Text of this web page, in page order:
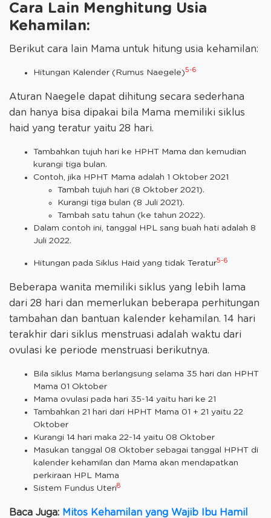
Cara Lain Menghitung Usia
Kehamilan:
Berikut cara lain Mama untuk hitung usia kehamilan:
Hitungan Kalender (Rumus Naegele)5-6
Aturan Naegele dapat dihitung secara sederhana
dan hanya bisa dipakai bila Mama memiliki siklus
haid yang teratur yaitu 28 hari.
Tambahkan tujuh hari ke HPHT Mama dan kemudian
kurangi tiga bulan.
Contoh, jika HPHT Mama adalah 1 Oktober 2021
Tambah tujuh hari (8 Oktober 2021).
Kurangi tiga bulan (8 Juli 2021).
Tambah satu tahun (ke tahun 2022).
Dalam contoh ini, tanggal HPL sang buah hati adalah 8
Juli 2022.
Hitungan pada Siklus Haid yang tidak Teratur5-6
Beberapa wanita memiliki siklus yang lebih lama
dari 28 hari dan memerlukan beberapa perhitungan
tambahan dan bantuan kalender kehamilan. 14 hari
terakhir dari siklus menstruasi adalah waktu dari
ovulasi ke periode menstruasi berikutnya.
Bila siklus Mama berlangsung selama 35 hari dan HPHT
Mama 01 Oktober
Mama ovulasi pada hari 35-14 yaitu hari ke 21
Tambahkan 21 hari dari HPHT Mama 01 + 21 yaitu 22
Oktober
Kurangi 14 hari maka 22-14 yaitu 08 Oktober
Masukan tanggal 08 Oktober sebagai tanggal HPHT di
kalender kehamilan dan Mama akan mendapatkan
perkiraan HPL Mama
Sistem Fundus Uteri8
Baca Juga: Mitos Kehamilan yang Wajib Ibu Hamil